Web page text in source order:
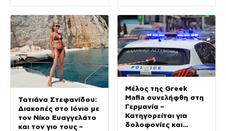
Τατιάνα Στεφανίδου:
Διακοπές στο Ιόνιο με
τον Νίκο Ευαγγελάτο
και τον γιο τους –
Μέλος της Greek
Mafia συνελήφθη στη
Γερμανία –
Κατηγορείται για
δολοφονίες και